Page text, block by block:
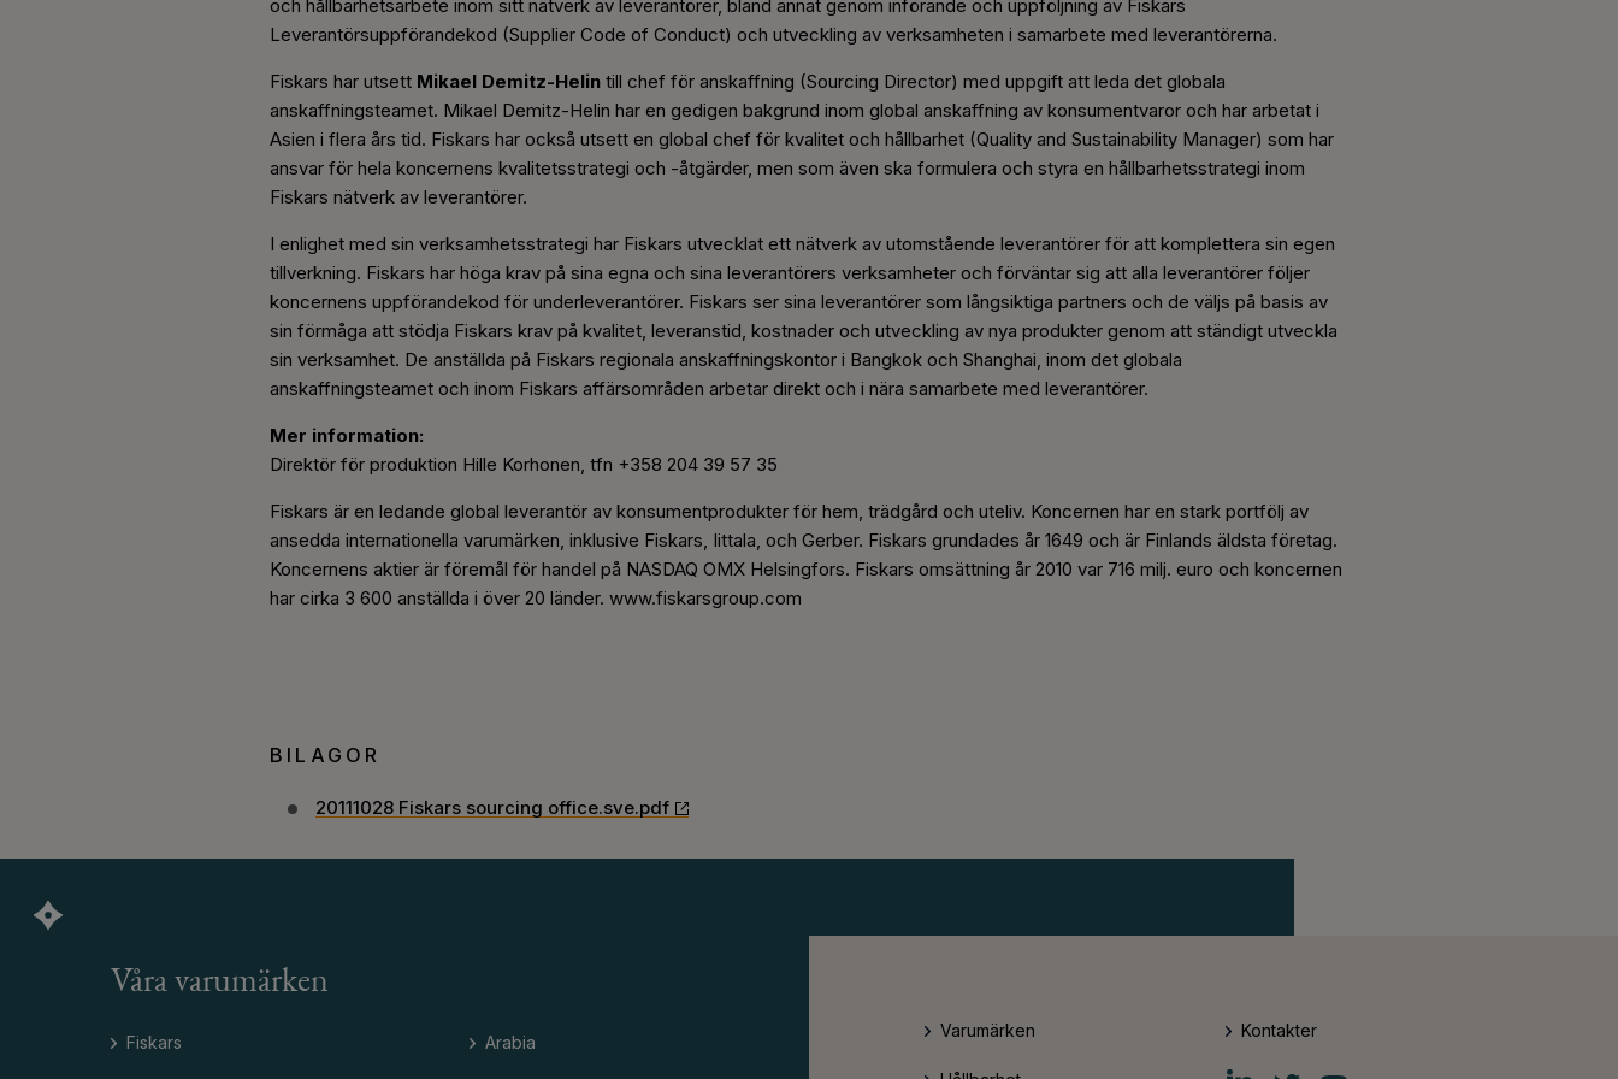
och hållbarhetsarbete inom sitt nätverk av leverantörer, bland annat genom införande och uppföljning av Fiskars
Leverantörsuppförandekod (Supplier Code of Conduct) och utveckling av verksamheten i samarbete med leverantörerna.
Fiskars har utsett Mikael Demitz-Helin till chef för anskaffning (Sourcing Director) med uppgift att leda det globala
anskaffningsteamet. Mikael Demitz-Helin har en gedigen bakgrund inom global anskaffning av konsumentvaror och har arbetat i
Asien i flera års tid. Fiskars har också utsett en global chef för kvalitet och hållbarhet (Quality and Sustainability Manager) som har
ansvar för hela koncernens kvalitetsstrategi och -åtgärder, men som även ska formulera och styra en hållbarhetsstrategi inom
Fiskars nätverk av leverantörer.
I enlighet med sin verksamhetsstrategi har Fiskars utvecklat ett nätverk av utomstående leverantörer för att komplettera sin egen
tillverkning. Fiskars har höga krav på sina egna och sina leverantörers verksamheter och förväntar sig att alla leverantörer följer
koncernens uppförandekod för underleverantörer. Fiskars ser sina leverantörer som långsiktiga partners och de väljs på basis av
sin förmåga att stödja Fiskars krav på kvalitet, leveranstid, kostnader och utveckling av nya produkter genom att ständigt utveckla
sin verksamhet. De anställda på Fiskars regionala anskaffningskontor i Bangkok och Shanghai, inom det globala
anskaffningsteamet och inom Fiskars affärsområden arbetar direkt och i nära samarbete med leverantörer.
Mer information:
Direktör för produktion Hille Korhonen, tfn +358 204 39 57 35
Fiskars är en ledande global leverantör av konsumentprodukter för hem, trädgård och uteliv. Koncernen har en stark portfölj av
ansedda internationella varumärken, inklusive Fiskars, Iittala, och Gerber. Fiskars grundades år 1649 och är Finlands äldsta företag.
Koncernens aktier är föremål för handel på NASDAQ OMX Helsingfors. Fiskars omsättning år 2010 var 716 milj. euro och koncernen
har cirka 3 600 anställda i över 20 länder. www.fiskarsgroup.com
BILAGOR
20111028 Fiskars sourcing office.sve.pdf
Våra varumärken
Fiskars Arabia
Varumärken Kontakter